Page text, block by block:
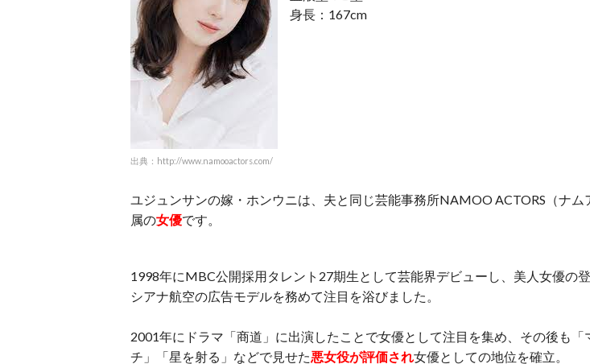
出典：http://www.namooactors.com/
身長：167cm
ユジュンサンの嫁・ホンウニは、夫と同じ芸能事務所NAMOO ACTORS（ナム
属の女優です。
1998年にMBC公開採用タレント27期生として芸能界デビューし、美人女優の
シアナ航空の広告モデルを務めて注目を浴びました。
2001年にドラマ「商道」に出演したことで女優として注目を集め、その後も「
チ」「星を射る」などで見せた悪女役が評価され女優としての地位を確立。